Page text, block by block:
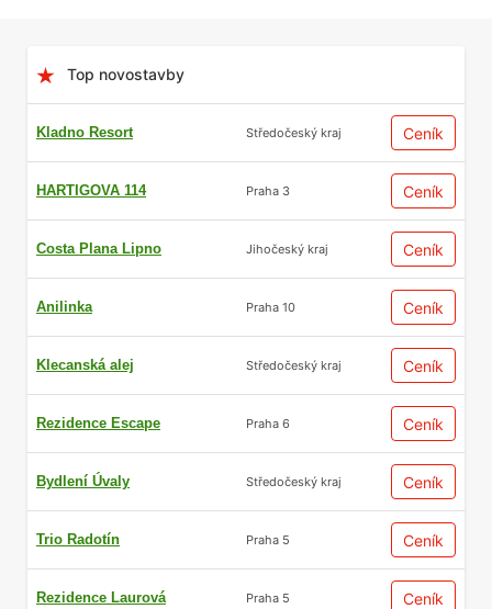
Top novostavby
Kladno Resort Středočeský kraj Ceník
HARTIGOVA 114 Praha 3 Ceník
Costa Plana Lipno Jihočeský kraj Ceník
Anilinka Praha 10 Ceník
Klecanská alej Středočeský kraj Ceník
Rezidence Escape Praha 6 Ceník
Bydlení Úvaly Středočeský kraj Ceník
Trio Radotín Praha 5 Ceník
Rezidence Laurová Praha 5 Ceník